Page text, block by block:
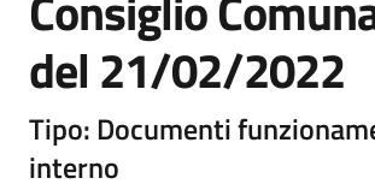
del 21/02/2022
Tipo: Documenti
interno